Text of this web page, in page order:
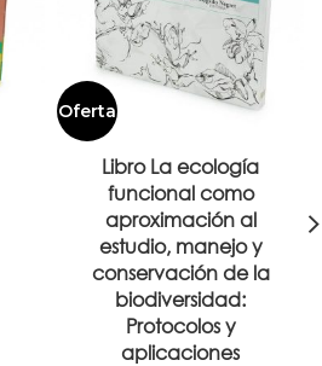
Oferta
Libro La ecología
funcional como
aproximación al
estudio, manejo y
conservación de la
biodiversidad:
Protocolos y
aplicaciones